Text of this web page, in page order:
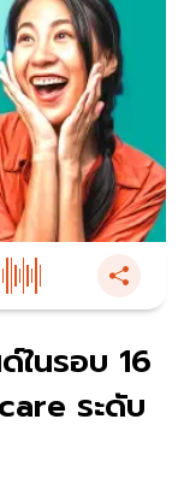
ในรอบ 16
ระดับ